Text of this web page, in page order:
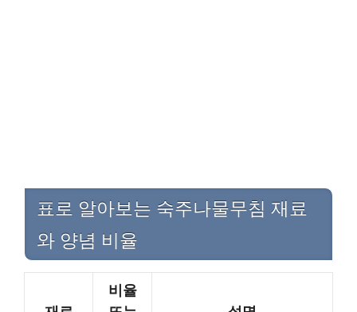
표로 알아보는 숙주나물무침 재료
와 양념 비율
비율